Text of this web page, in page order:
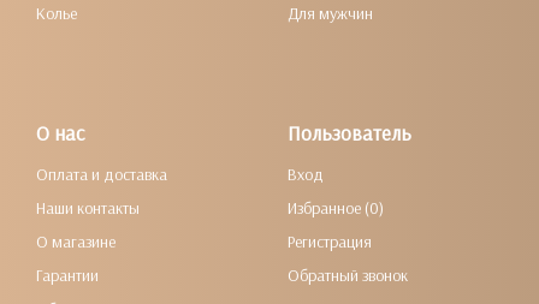
Колье
Для мужчин
О нас
Оплата и доставка
Наши контакты
О магазине
Гарантии
Пользователь
Вход
Избранное (0)
Регистрация
Обратный звонок